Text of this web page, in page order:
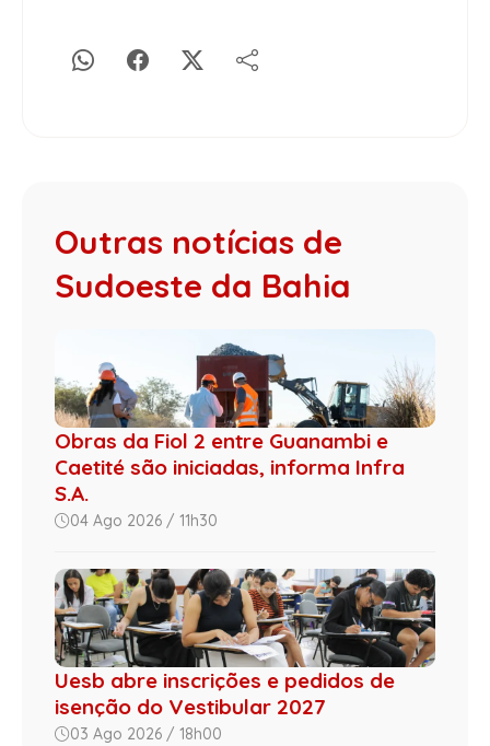
Outras notícias de
Sudoeste da Bahia
Obras da Fiol 2 entre Guanambi e
Caetité são iniciadas, informa Infra
S.A.
04 Ago 2026 / 11h30
Uesb abre inscrições e pedidos de
isenção do Vestibular 2027
03 Ago 2026 / 18h00